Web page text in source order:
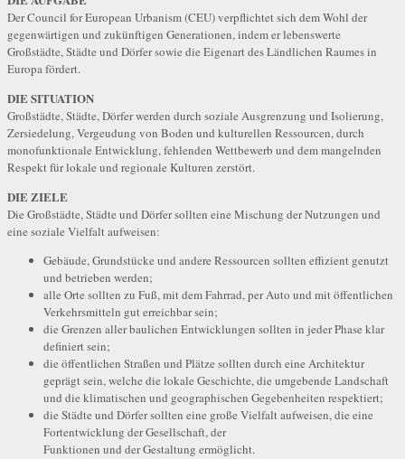
Der Council for European Urbanism (CEU) verpflichtet sich dem Wohl der
gegenwärtigen und zukünftigen Generationen, indem er lebenswerte
Großstädte, Städte und Dörfer sowie die Eigenart des Ländlichen Raumes in
Europa fördert.
DIE SITUATION
Großstädte, Städte, Dörfer werden durch soziale Ausgrenzung und Isolierung,
Zersiedelung, Vergeudung von Boden und kulturellen Ressourcen, durch
monofunktionale Entwicklung, fehlenden Wettbewerb und dem mangelnden
Respekt für lokale und regionale Kulturen zerstört.
DIE ZIELE
Die Großstädte, Städte und Dörfer sollten eine Mischung der Nutzungen und
eine soziale Vielfalt aufweisen:
Gebäude, Grundstücke und andere Ressourcen sollten effizient genutzt
und betrieben werden;
alle Orte sollten zu Fuß, mit dem Fahrrad, per Auto und mit öffentlichen
Verkehrsmitteln gut erreichbar sein;
die Grenzen aller baulichen Entwicklungen sollten in jeder Phase klar
definiert sein;
die öffentlichen Straßen und Plätze sollten durch eine Architektur
geprägt sein, welche die lokale Geschichte, die umgebende Landschaft
und die klimatischen und geographischen Gegebenheiten respektiert;
die Städte und Dörfer sollten eine große Vielfalt aufweisen, die eine
Fortentwicklung der Gesellschaft, der
Funktionen und der Gestaltung ermöglicht.